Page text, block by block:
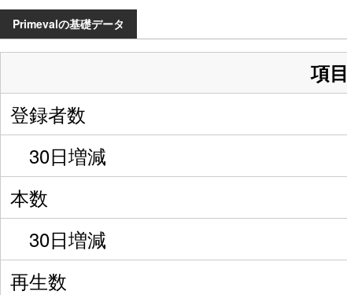
Primevalの基礎データ
項目
登録者数
30日増減
本数
30日増減
再生数